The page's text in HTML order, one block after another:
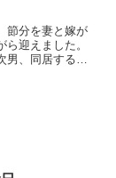
節分を妻と嫁が
迎えました。
男、同居する三